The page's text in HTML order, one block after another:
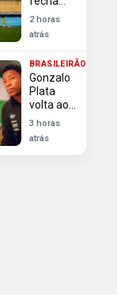
Libertadores
com
Enner
Valencia
para
substituir
Cavani
2 horas
atrás
BRASILEIRÃO
Gonzalo
Plata
volta ao
Flamengo
para
defender
3 horas
atrás